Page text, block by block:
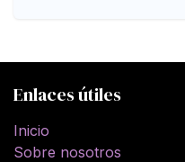
Enlaces útiles
Inicio
Sobre nosotros